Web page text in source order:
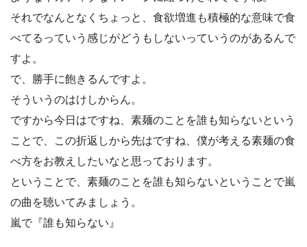
それでなんとなくちょっと、食欲増進も積極的な意味で食
べてるっていう感じがどうもしないっていうのがあるんで
すよ。
で、勝手に飽きるんですよ。
そういうのはけしからん。
ですから今日はですね、素麺のことを誰も知らないという
ことで、この折返しから先はですね、僕が考える素麺の食
べ方をお教えしたいなと思っております。
ということで、素麺のことを誰も知らないということで嵐
の曲を聴いてみましょう。
嵐で『誰も知らない』